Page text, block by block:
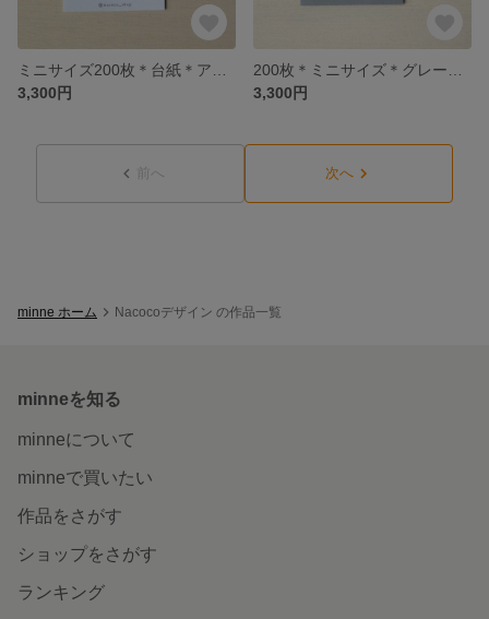
3,300円
3,300円
前へ 次へ
minne ホーム Nacocoデザイン の作品一覧
minneを知る
minneについて
minneで買いたい
作品をさがす
ショップをさがす
ランキング